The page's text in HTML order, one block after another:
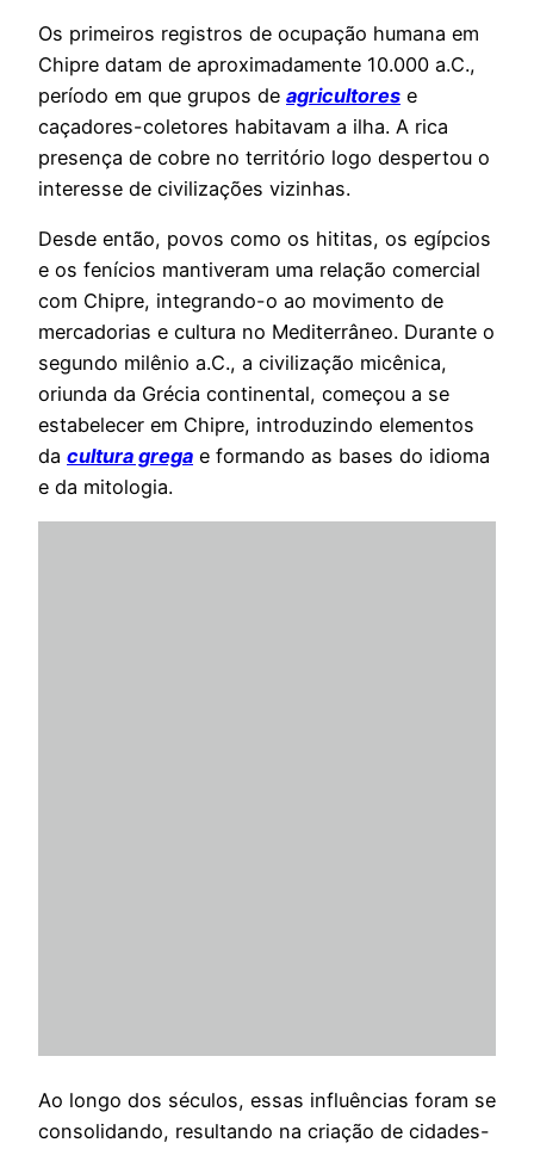
Os primeiros registros de ocupação humana em
Chipre datam de aproximadamente 10.000 a.C.,
período em que grupos de agricultores e
caçadores-coletores habitavam a ilha. A rica
presença de cobre no território logo despertou o
interesse de civilizações vizinhas.
Desde então, povos como os hititas, os egípcios
e os fenícios mantiveram uma relação comercial
com Chipre, integrando-o ao movimento de
mercadorias e cultura no Mediterrâneo. Durante o
segundo milênio a.C., a civilização micênica,
oriunda da Grécia continental, começou a se
estabelecer em Chipre, introduzindo elementos
da cultura grega e formando as bases do idioma
e da mitologia.
Ao longo dos séculos, essas influências foram se
consolidando, resultando na criação de cidades-